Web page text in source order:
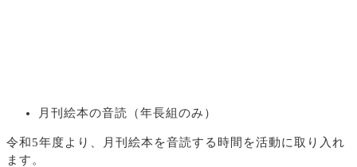
月刊絵本の音読（年長組のみ）
令和5年度より、月刊絵本を音読する時間を活動に取り入れ
ます。